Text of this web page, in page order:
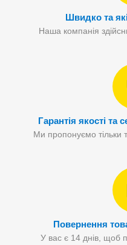
Швидко та
Наша компанія
Гарантія якості та
Ми пропонуємо тільки
Повернення
У вас є 14 днів, щоб